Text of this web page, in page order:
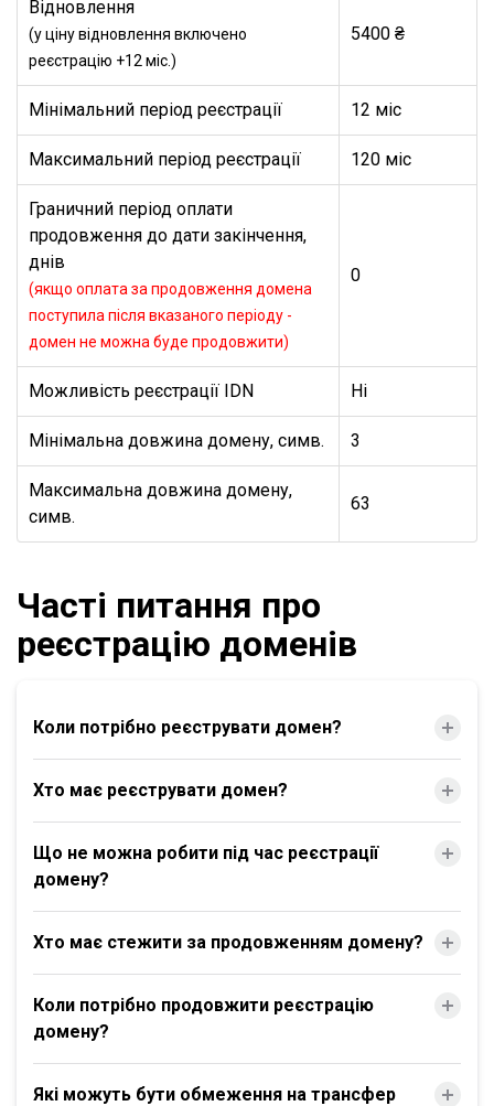
Відновлення
(у ціну відновлення включено
реєстрацію +12 міс.)
5400 ₴
Мінімальний період реєстрації 12 міс
Максимальний період реєстрації 120 міс
Граничний період оплати
продовження до дати закінчення,
днів
(якщо оплата за продовження домена
поступила після вказаного періоду -
домен не можна буде продовжити)
0
Можливість реєстрації IDN Ні
Мінімальна довжина домену, симв. 3
Максимальна довжина домену,
симв.
63
Часті питання про
реєстрацію доменів
Коли потрібно реєструвати домен?
Хто має реєструвати домен?
Що не можна робити під час реєстрації
домену?
Хто має стежити за продовженням домену?
Коли потрібно продовжити реєстрацію
домену?
Які можуть бути обмеження на трансфер